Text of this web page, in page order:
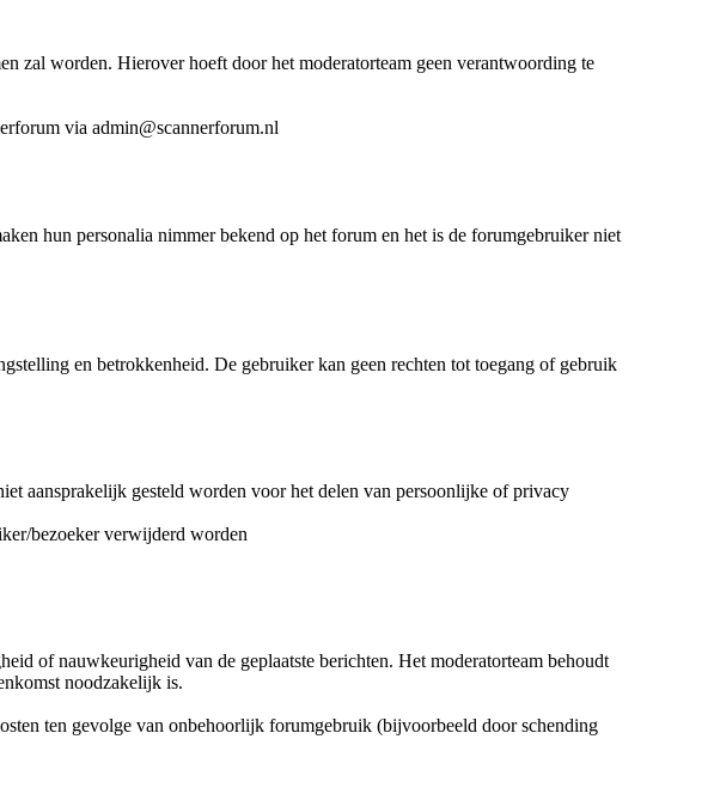
zal worden. Hierover hoeft door het moderatorteam geen verantwoording te
via admin@scannerforum.nl
hun personalia nimmer bekend op het forum en het is de forumgebruiker niet
en betrokkenheid. De gebruiker kan geen rechten tot toegang of gebruik
aansprakelijk gesteld worden voor het delen van persoonlijke of privacy
bezoeker verwijderd worden
of nauwkeurigheid van de geplaatste berichten. Het moderatorteam behoudt
noodzakelijk is.
ten gevolge van onbehoorlijk forumgebruik (bijvoorbeeld door schending